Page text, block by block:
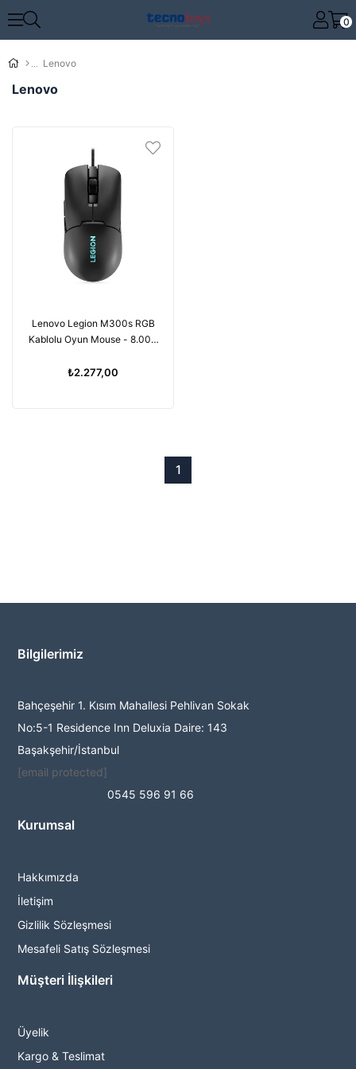
0
Lenovo
Lenovo
Lenovo Legion M300s RGB
Kablolu Oyun Mouse - 8.000
₺2.277,00
1
Bilgilerimiz
Bahçeşehir 1. Kısım Mahallesi Pehlivan Sokak
No:5-1 Residence Inn Deluxia Daire: 143
Başakşehir/İstanbul
[email protected]
0545 596 91 66
Kurumsal
Hakkımızda
İletişim
Gizlilik Sözleşmesi
Mesafeli Satış Sözleşmesi
Müşteri İlişkileri
Üyelik
Kargo & Teslimat